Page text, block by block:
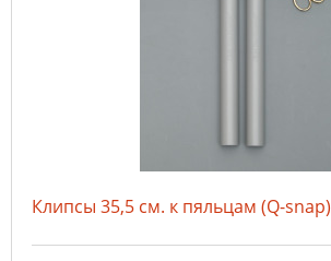
Клипсы 35,5 см. к пяльцам (Q-snap)